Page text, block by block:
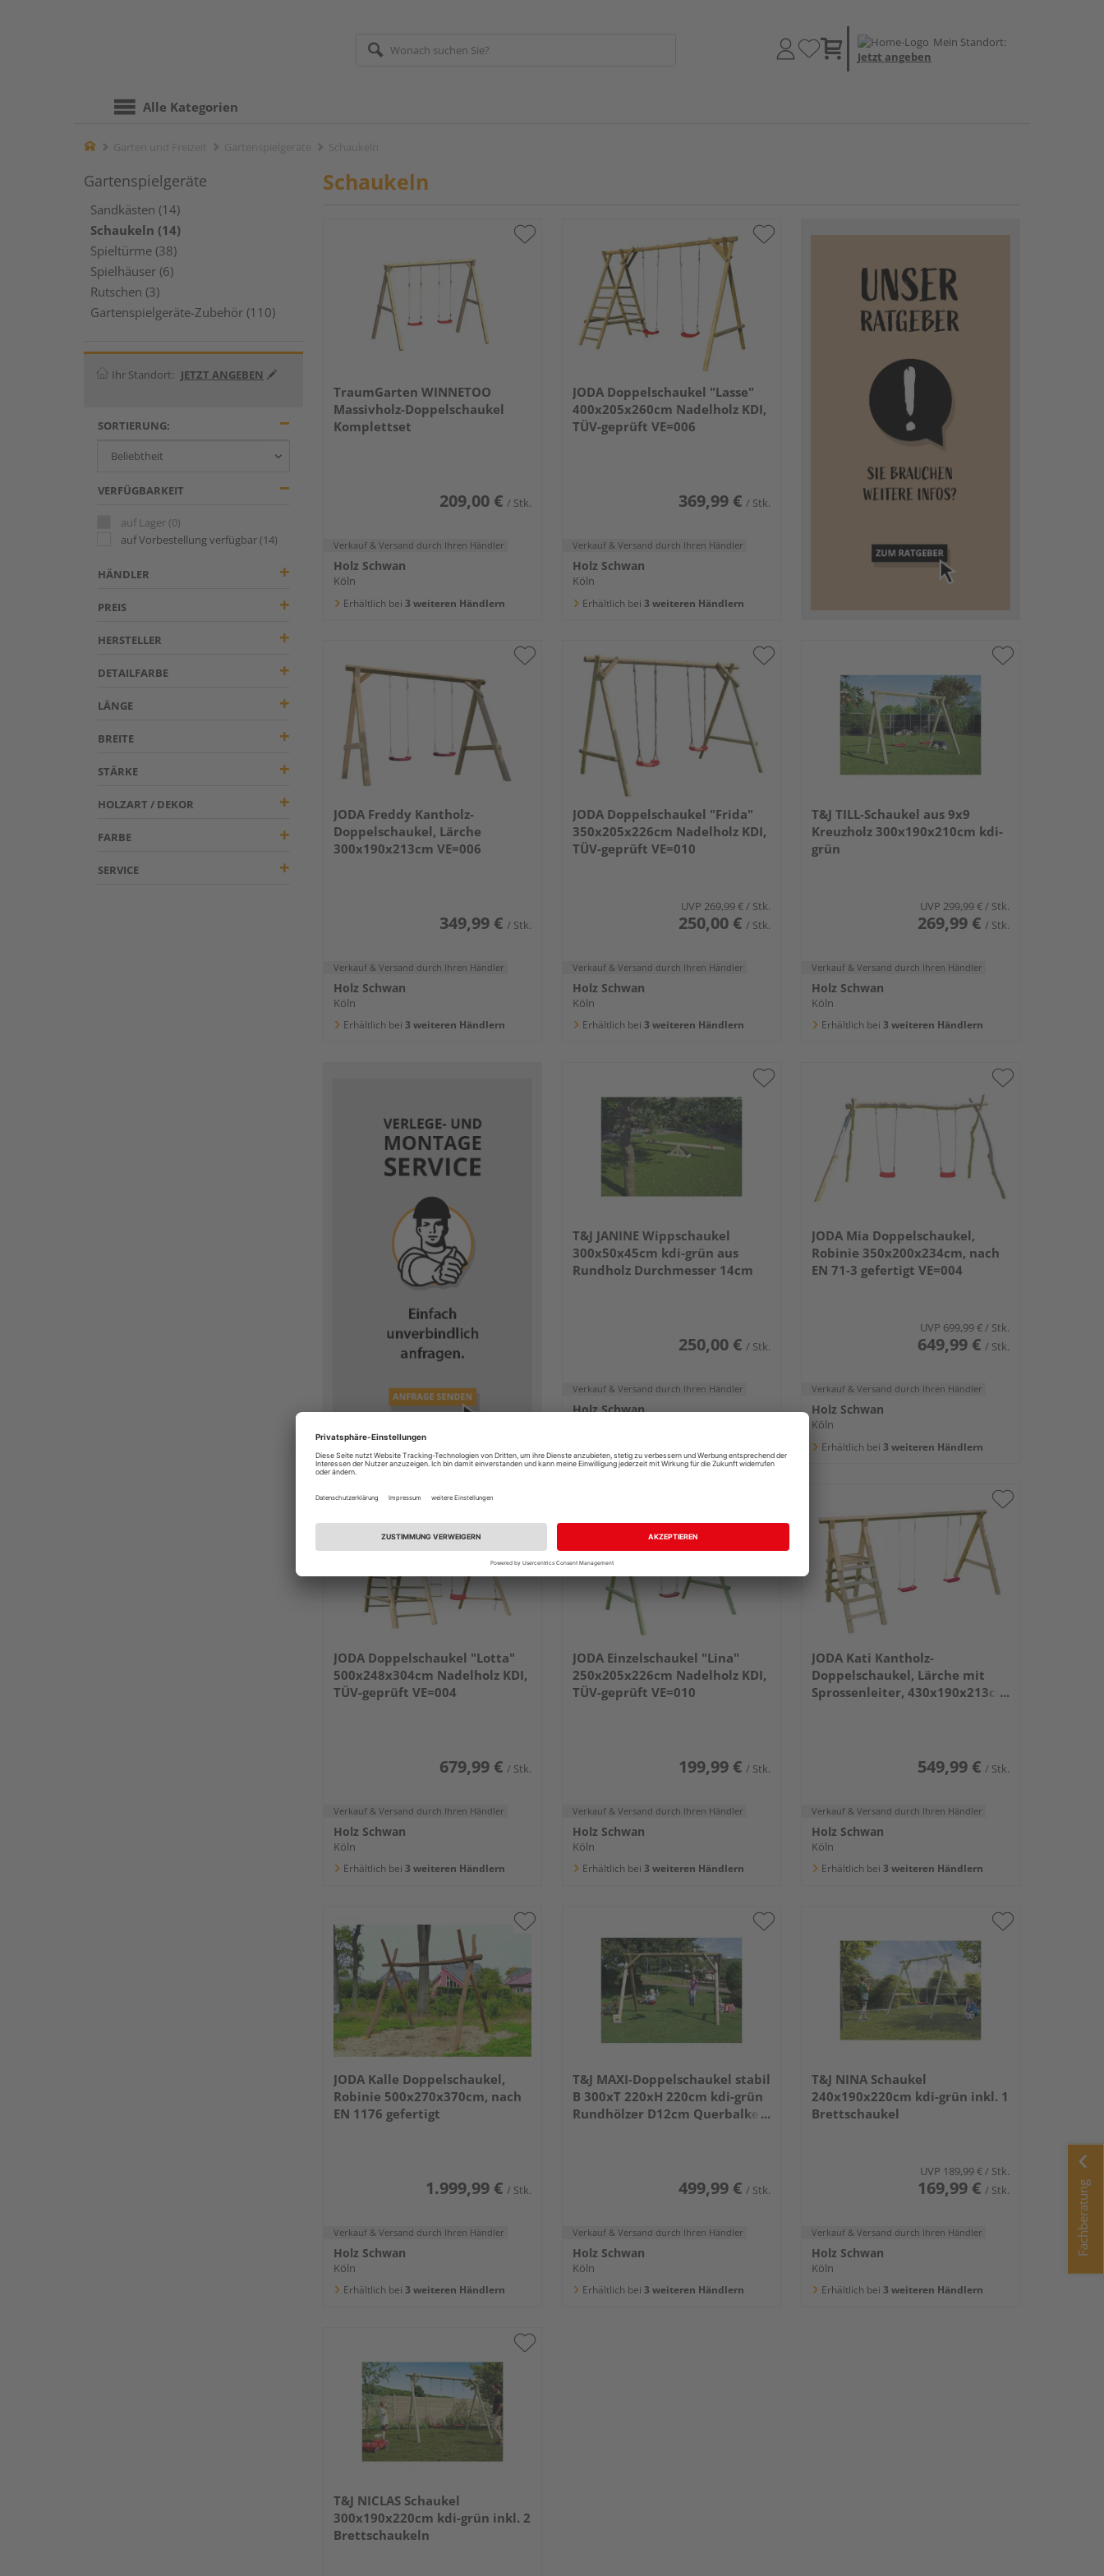
Mein Standort:
Jetzt angeben
Alle Kategorien
Home
Gartenspielgeräte
Sandkästen (14)
Schaukeln (14)
Spieltürme (38)
Spielhäuser (6)
Rutschen (3)
Gartenspielgeräte-Zubehör (110)
Ihr Standort: JETZT ANGEBEN
SORTIERUNG:
VERFÜGBARKEIT
auf Lager (0)
auf Vorbestellung verfügbar(14)
HÄNDLER
PREIS
HERSTELLER
DETAILFARBE
LÄNGE
BREITE
STÄRKE
HOLZART / DEKOR
FARBE
SERVICE
Schaukeln
TraumGarten WINNETOO
Massivholz-Doppelschaukel
Komplettset
209,00 € / Stk.
Verkauf & Versand durch Ihren Händler
Holz Schwan
Köln
Erhältlich bei 3 weiteren Händlern
JODA Doppelschaukel "Lasse"
400x205x260cm Nadelholz KDI,
TÜV-geprüft VE=006
369,99 € / Stk.
Verkauf & Versand durch Ihren Händler
Holz Schwan
Köln
Erhältlich bei 3 weiteren Händlern
JODA Freddy Kantholz-
Doppelschaukel, Lärche
300x190x213cm VE=006
349,99 € / Stk.
Verkauf & Versand durch Ihren Händler
Holz Schwan
Köln
Erhältlich bei 3 weiteren Händlern
JODA Doppelschaukel "Frida"
350x205x226cm Nadelholz KDI,
TÜV-geprüft VE=010
UVP 269,99 €/ Stk.
250,00 € / Stk.
Verkauf & Versand durch Ihren Händler
Holz Schwan
Köln
Erhältlich bei 3 weiteren Händlern
T&J TILL-Schaukel aus 9x9
Kreuzholz 300x190x210cm kdi-
grün
UVP 299,99 €/ Stk.
269,99 € / Stk.
Verkauf & Versand durch Ihren Händler
Holz Schwan
Köln
Erhältlich bei 3 weiteren Händlern
T&J JANINE Wippschaukel
300x50x45cm kdi-grün aus
Rundholz Durchmesser 14cm
250,00 € / Stk.
Verkauf & Versand durch Ihren Händler
Holz Schwan
JODA Mia Doppelschaukel,
Robinie 350x200x234cm, nach
EN 71-3 gefertigt VE=004
UVP 699,99 €/ Stk.
649,99 € / Stk.
Verkauf & Versand durch Ihren Händler
Holz Schwan
Köln
Erhältlich bei 3 weiteren Händlern
JODA Doppelschaukel "Lotta"
500x248x304cm Nadelholz KDI,
TÜV-geprüft VE=004
679,99 € / Stk.
Verkauf & Versand durch Ihren Händler
Holz Schwan
Köln
Erhältlich bei 3 weiteren Händlern
JODA Einzelschaukel "Lina"
250x205x226cm Nadelholz KDI,
TÜV-geprüft VE=010
199,99 € / Stk.
Verkauf & Versand durch Ihren Händler
Holz Schwan
Köln
Erhältlich bei 3 weiteren Händlern
JODA Kati Kantholz-
Doppelschaukel, Lärche mit
Sprossenleiter, 430x190x213cm
549,99 € / Stk.
Verkauf & Versand durch Ihren Händler
Holz Schwan
Köln
Erhältlich bei 3 weiteren Händlern
JODA Kalle Doppelschaukel,
Robinie 500x270x370cm, nach
EN 1176 gefertigt
1.999,99 € / Stk.
Verkauf & Versand durch Ihren Händler
Holz Schwan
Köln
Erhältlich bei 3 weiteren Händlern
T&J MAXI-Doppelschaukel stabil
B 300xT 220xH 220cm kdi-grün
Rundhölzer D12cm Querbalken
499,99 € / Stk.
Verkauf & Versand durch Ihren Händler
Holz Schwan
Köln
Erhältlich bei 3 weiteren Händlern
T&J NINA Schaukel
240x190x220cm kdi-grün inkl. 1
Brettschaukel
UVP 189,99 €/ Stk.
169,99 € / Stk.
Verkauf & Versand durch Ihren Händler
Holz Schwan
Köln
Erhältlich bei 3 weiteren Händlern
T&J NICLAS Schaukel
300x190x220cm kdi-grün inkl. 2
Brettschaukeln
Fachberatung